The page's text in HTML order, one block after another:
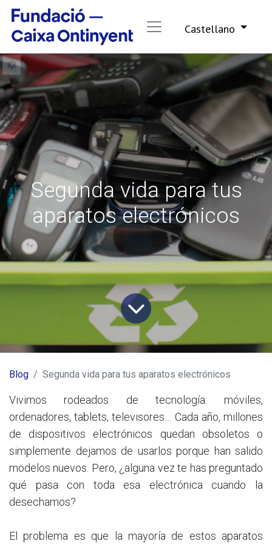
Castellano
Segunda vida para tus
aparatos electrónicos
Blog Segunda vida para tus aparatos electrónicos
Vivimos rodeados de tecnología: móviles,
ordenadores, tablets, televisores… Cada año, millones
de dispositivos electrónicos quedan obsoletos o
simplemente dejamos de usarlos porque han salido
modelos nuevos. Pero, ¿alguna vez te has preguntado
qué pasa con toda esa electrónica cuando la
desechamos?
El problema es que la mayoría de estos aparatos